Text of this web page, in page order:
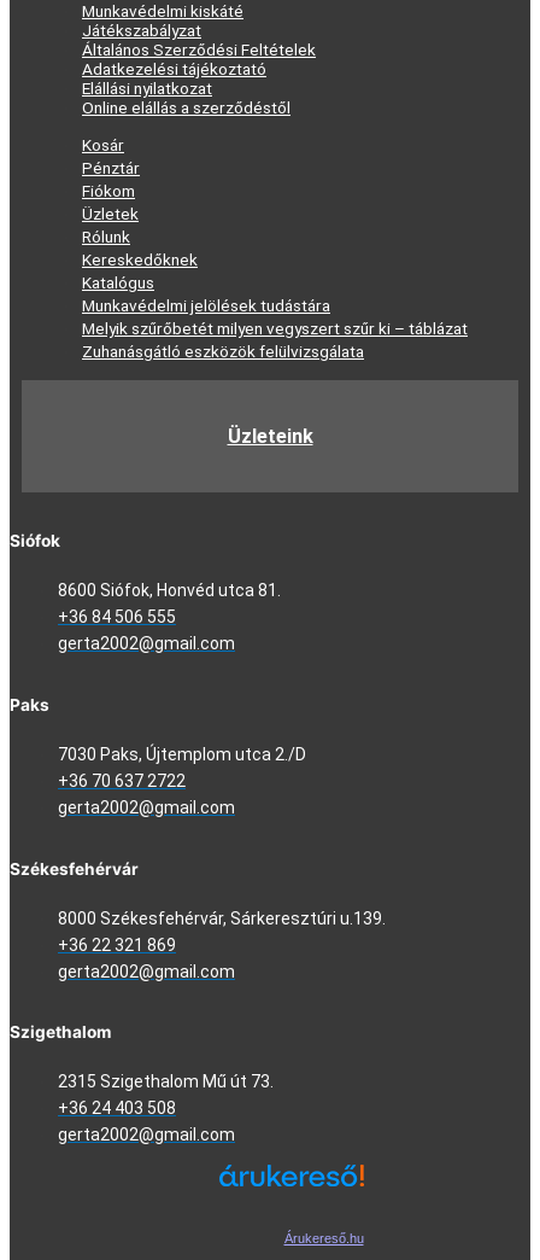
Munkavédelmi kiskáté
Játékszabályzat
Általános Szerződési Feltételek
Adatkezelési tájékoztató
Elállási nyilatkozat
Online elállás a szerződéstől
Kosár
Pénztár
Fiókom
Üzletek
Rólunk
Kereskedőknek
Katalógus
Munkavédelmi jelölések tudástára
Melyik szűrőbetét milyen vegyszert szűr ki – táblázat
Zuhanásgátló eszközök felülvizsgálata
Üzleteink
Siófok
8600 Siófok, Honvéd utca 81.
+36 84 506 555
gerta2002@gmail.com
Paks
7030 Paks, Újtemplom utca 2./D
+36 70 637 2722
gerta2002@gmail.com
Székesfehérvár
8000 Székesfehérvár, Sárkeresztúri u.139.
+36 22 321 869
gerta2002@gmail.com
Szigethalom
2315 Szigethalom Mű út 73.
+36 24 403 508
gerta2002@gmail.com
Árukereső.hu